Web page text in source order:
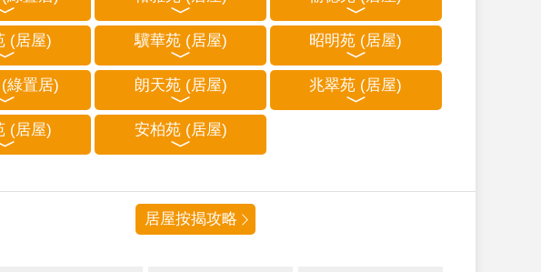
(居屋) 驥華苑 (居屋) 昭明苑 (居屋)
綠置居) 朗天苑 (居屋) 兆翠苑 (居屋)
(居屋) 安柏苑 (居屋)
居屋按揭攻略